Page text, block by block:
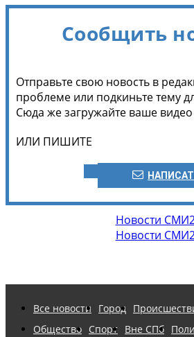
Сообщить
Отправьте свою новость в
проблеме или подкиньте тему
Сюда же загружайте ваше
ИЛИ ПИШИТЕ
Новости
Новости
Все новости Город
Общество Спорт Вне СПб